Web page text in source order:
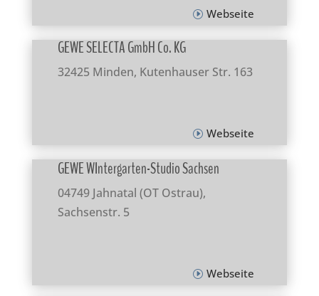
Webseite
GEWE SELECTA GmbH Co. KG
32425 Minden, Kutenhauser Str. 163
Webseite
GEWE WIntergarten-Studio Sachsen
04749 Jahnatal (OT Ostrau),
Sachsenstr. 5
Webseite